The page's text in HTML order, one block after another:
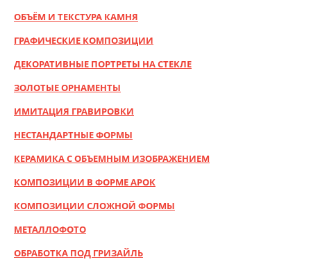
ОБЪЁМ И ТЕКСТУРА КАМНЯ
ГРАФИЧЕСКИЕ КОМПОЗИЦИИ
ДЕКОРАТИВНЫЕ ПОРТРЕТЫ НА СТЕКЛЕ
ЗОЛОТЫЕ ОРНАМЕНТЫ
ИМИТАЦИЯ ГРАВИРОВКИ
НЕСТАНДАРТНЫЕ ФОРМЫ
КЕРАМИКА С ОБЪЕМНЫМ ИЗОБРАЖЕНИЕМ
КОМПОЗИЦИИ В ФОРМЕ АРОК
КОМПОЗИЦИИ СЛОЖНОЙ ФОРМЫ
МЕТАЛЛОФОТО
ОБРАБОТКА ПОД ГРИЗАЙЛЬ